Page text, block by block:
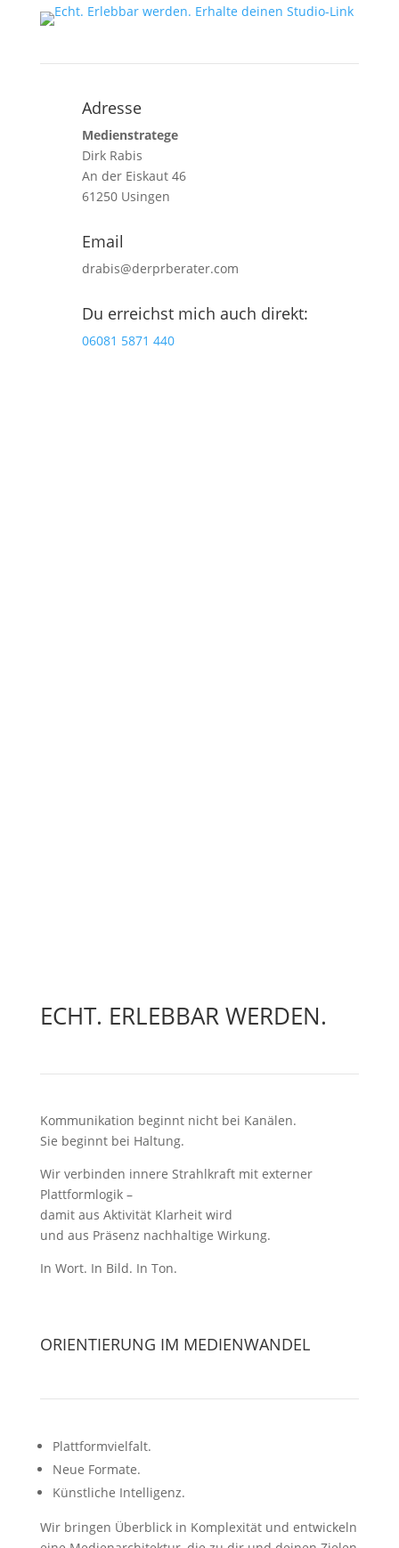
Adresse
Medienstratege
Dirk Rabis
An der Eiskaut 46
61250 Usingen
Email
drabis@derprberater.com
Du erreichst mich auch direkt:
06081 5871 440
ECHT. ERLEBBAR WERDEN.
Kommunikation beginnt nicht bei Kanälen.
Sie beginnt bei Haltung.
Wir verbinden innere Strahlkraft mit externer
Plattformlogik –
damit aus Aktivität Klarheit wird
und aus Präsenz nachhaltige Wirkung.
In Wort. In Bild. In Ton.
ORIENTIERUNG IM MEDIENWANDEL
Plattformvielfalt.
Neue Formate.
Künstliche Intelligenz.
Wir bringen Überblick in Komplexität und entwickeln